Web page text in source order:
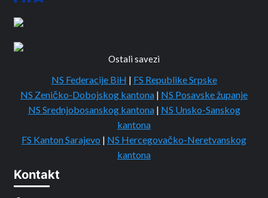
Ostali savezi
NS Federacije BiH | FS Republike Srpske
NS Zeničko-Dobojskog kantona | NS Posavske županje
NS Srednjobosanskog kantona | NS Unsko-Sanskog
kantona
FS Kanton Sarajevo | NS Hercegovačko-Neretvanskog
kantona
Kontakt